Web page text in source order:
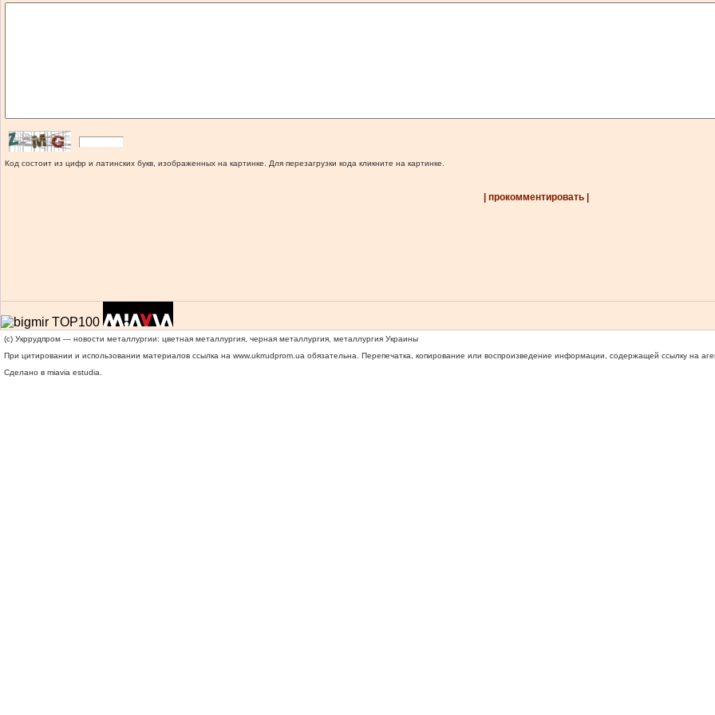
Код состоит из цифр и латинских букв, изображенных на картинке. Для перезагрузки кода кликните на картинке.
| прокомментировать |
(c) Укррудпром — новости металлургии: цветная металлургия, черная металлургия, металлургия Украины
При цитировании и использовании материалов ссылка на www.ukrrudprom.ua обязательна. Перепечатка, копирование или воспроизведение информации, содержащей ссылку на
Сделано в miavia estudia.